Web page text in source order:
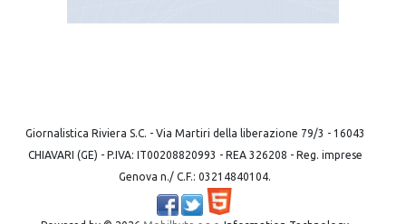
Giornalistica Riviera S.C. - Via Martiri della liberazione 79/3 - 16043
CHIAVARI (GE) - P.IVA: IT00208820993 - REA 326208 - Reg. imprese
Genova n./ C.F.: 03214840104.